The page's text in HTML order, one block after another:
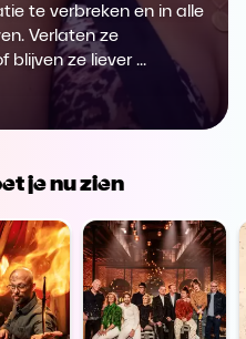
te verbreken en in alle
Verlaten ze
blijven ze liever ...
je nu zien